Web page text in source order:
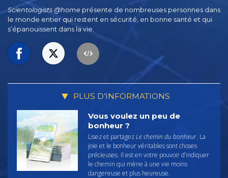
Scientologists @home présente de nombreuses personnes dans
le monde entier qui restent en sécurité, en bonne santé et qui
s’épanouissent dans la vie.
PLUS D’INFORMATIONS
Vous voulez un peu de
bonheur ?
Lisez et partagezLe chemin du bonheur. La
joie et le bonheur véritables sont choses
précieuses. Il est en votre pouvoir d’indiquer
le chemin qui mène à une vie moins
dangereuse et plus heureuse.